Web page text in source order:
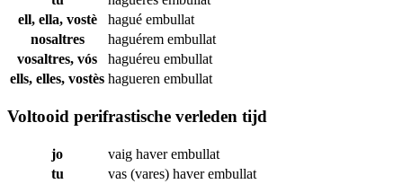
ell, ella, vostè
hagué embullat
nosaltres
haguérem embullat
vosaltres, vós
haguéreu embullat
ells, elles, vostès hagueren embullat
Voltooid perifrastische verleden tijd
jo vaig haverembullat
tu
vas (vares) haverembullat